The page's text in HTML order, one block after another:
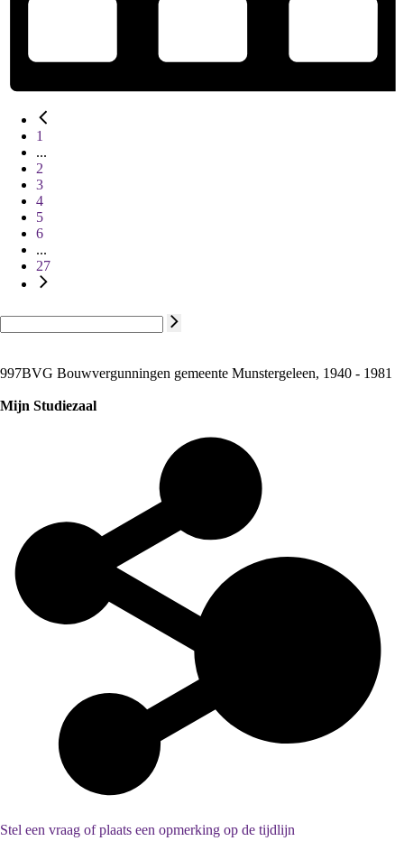
1
...
2
3
4
5
6
...
27
997BVG Bouwvergunningen gemeente Munstergeleen, 1940 - 1981
Mijn Studiezaal
Stel een vraag of plaats een opmerking op de tijdlijn